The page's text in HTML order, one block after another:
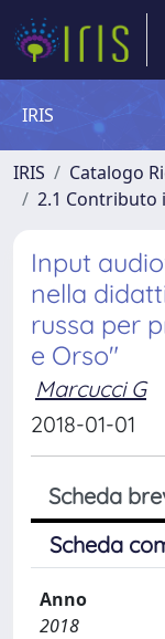
IRIS
IRIS Catalogo
2.1 Contributo
Input
nella
russa per
e Orso"
Marcucci G
2018-01-01
Scheda
Scheda
Anno
2018